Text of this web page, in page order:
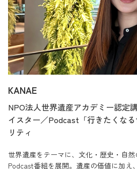
KANAE
NPO法人世界遺産アカデミー認定
イスター／Podcast「行きたくな
リティ
世界遺産をテーマに、文化・歴史・自
Podcast番組を展開。遺産の価値に加え